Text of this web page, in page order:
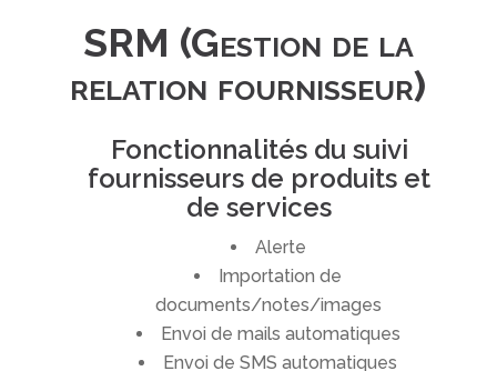
SRM (Gestion de la
relation fournisseur)
Fonctionnalités du suivi
fournisseurs de produits et
de services
Alerte
Importation de
documents/notes/images
Envoi de mails automatiques
Envoi de SMS automatiques